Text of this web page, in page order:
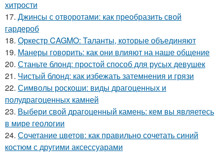
хитрости
17. Джинсы с отворотами: как преобразить свой
гардероб
18. Оркестр CAGMO: Таланты, которые объединяют
19. Манеры говорить: как они влияют на наше общение
20. Станьте блонд: простой способ для русых девушек
21. Чистый блонд: как избежать затемнения и грязи
22. Символы роскоши: виды драгоценных и
полудрагоценных камней
23. Выбери свой драгоценный камень: кем вы являетесь
в мире геологии
24. Сочетание цветов: как правильно сочетать синий
костюм с другими аксессуарами